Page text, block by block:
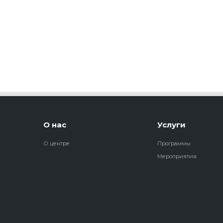
О нас
О центре
Услуги
Программы
Мероприятия